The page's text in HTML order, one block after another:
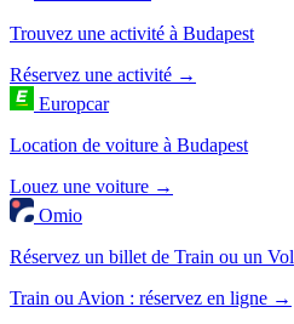
Trouvez une activité à Budapest
Réservez une activité →
Europcar
Location de voiture à Budapest
Louez une voiture →
Omio
Réservez un billet de Train ou un Vol
Train ou Avion : réservez en ligne →